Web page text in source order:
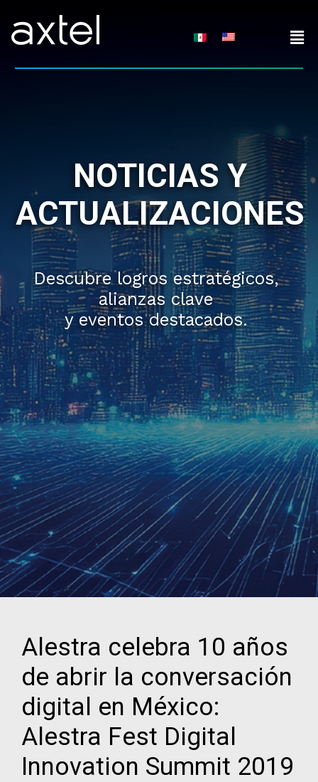
content
NOTICIAS Y
ACTUALIZACIONES
Descubre logros estratégicos,
alianzas clave
y eventos destacados.
Alestra celebra 10 años
de abrir la conversación
digital en México:
Alestra Fest Digital
Innovation Summit 2019